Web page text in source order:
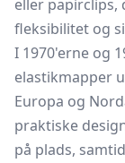
eller papirclips,
fleksibilitet og
I 1970'erne og
elastikmapper
Europa og
praktiske
på plads,